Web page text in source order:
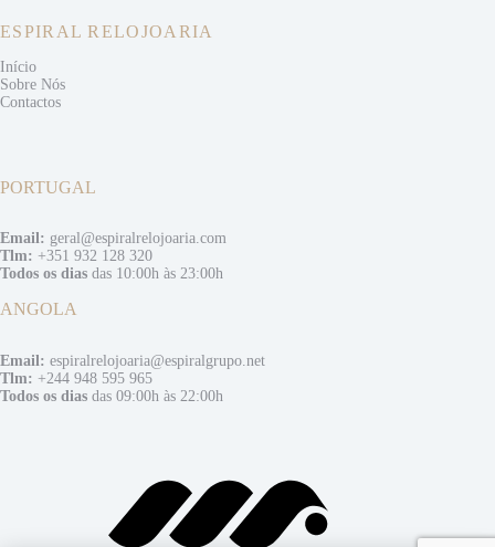
ESPIRAL RELOJOARIA
Início
Sobre Nós
Contactos
PORTUGAL
Email: geral@espiralrelojoaria.com
Tlm: +351 932 128 320
Todos os dias das 10:00h às 23:00h
ANGOLA
Email: espiralrelojoaria@espiralgrupo.net
Tlm: +244 948 595 965
Todos os dias das 09:00h às 22:00h